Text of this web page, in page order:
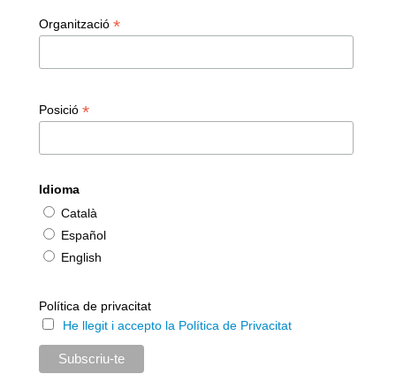
Organització*
Posició*
Idioma
Català
Español
English
Política de privacitat
He llegit i accepto la Política de Privacitat